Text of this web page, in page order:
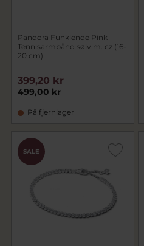
Pandora Funklende Pink
Tennisarmbånd sølv m. cz (16-
20 cm)
499,00 kr
399,20 kr
På fjernlager
SALE